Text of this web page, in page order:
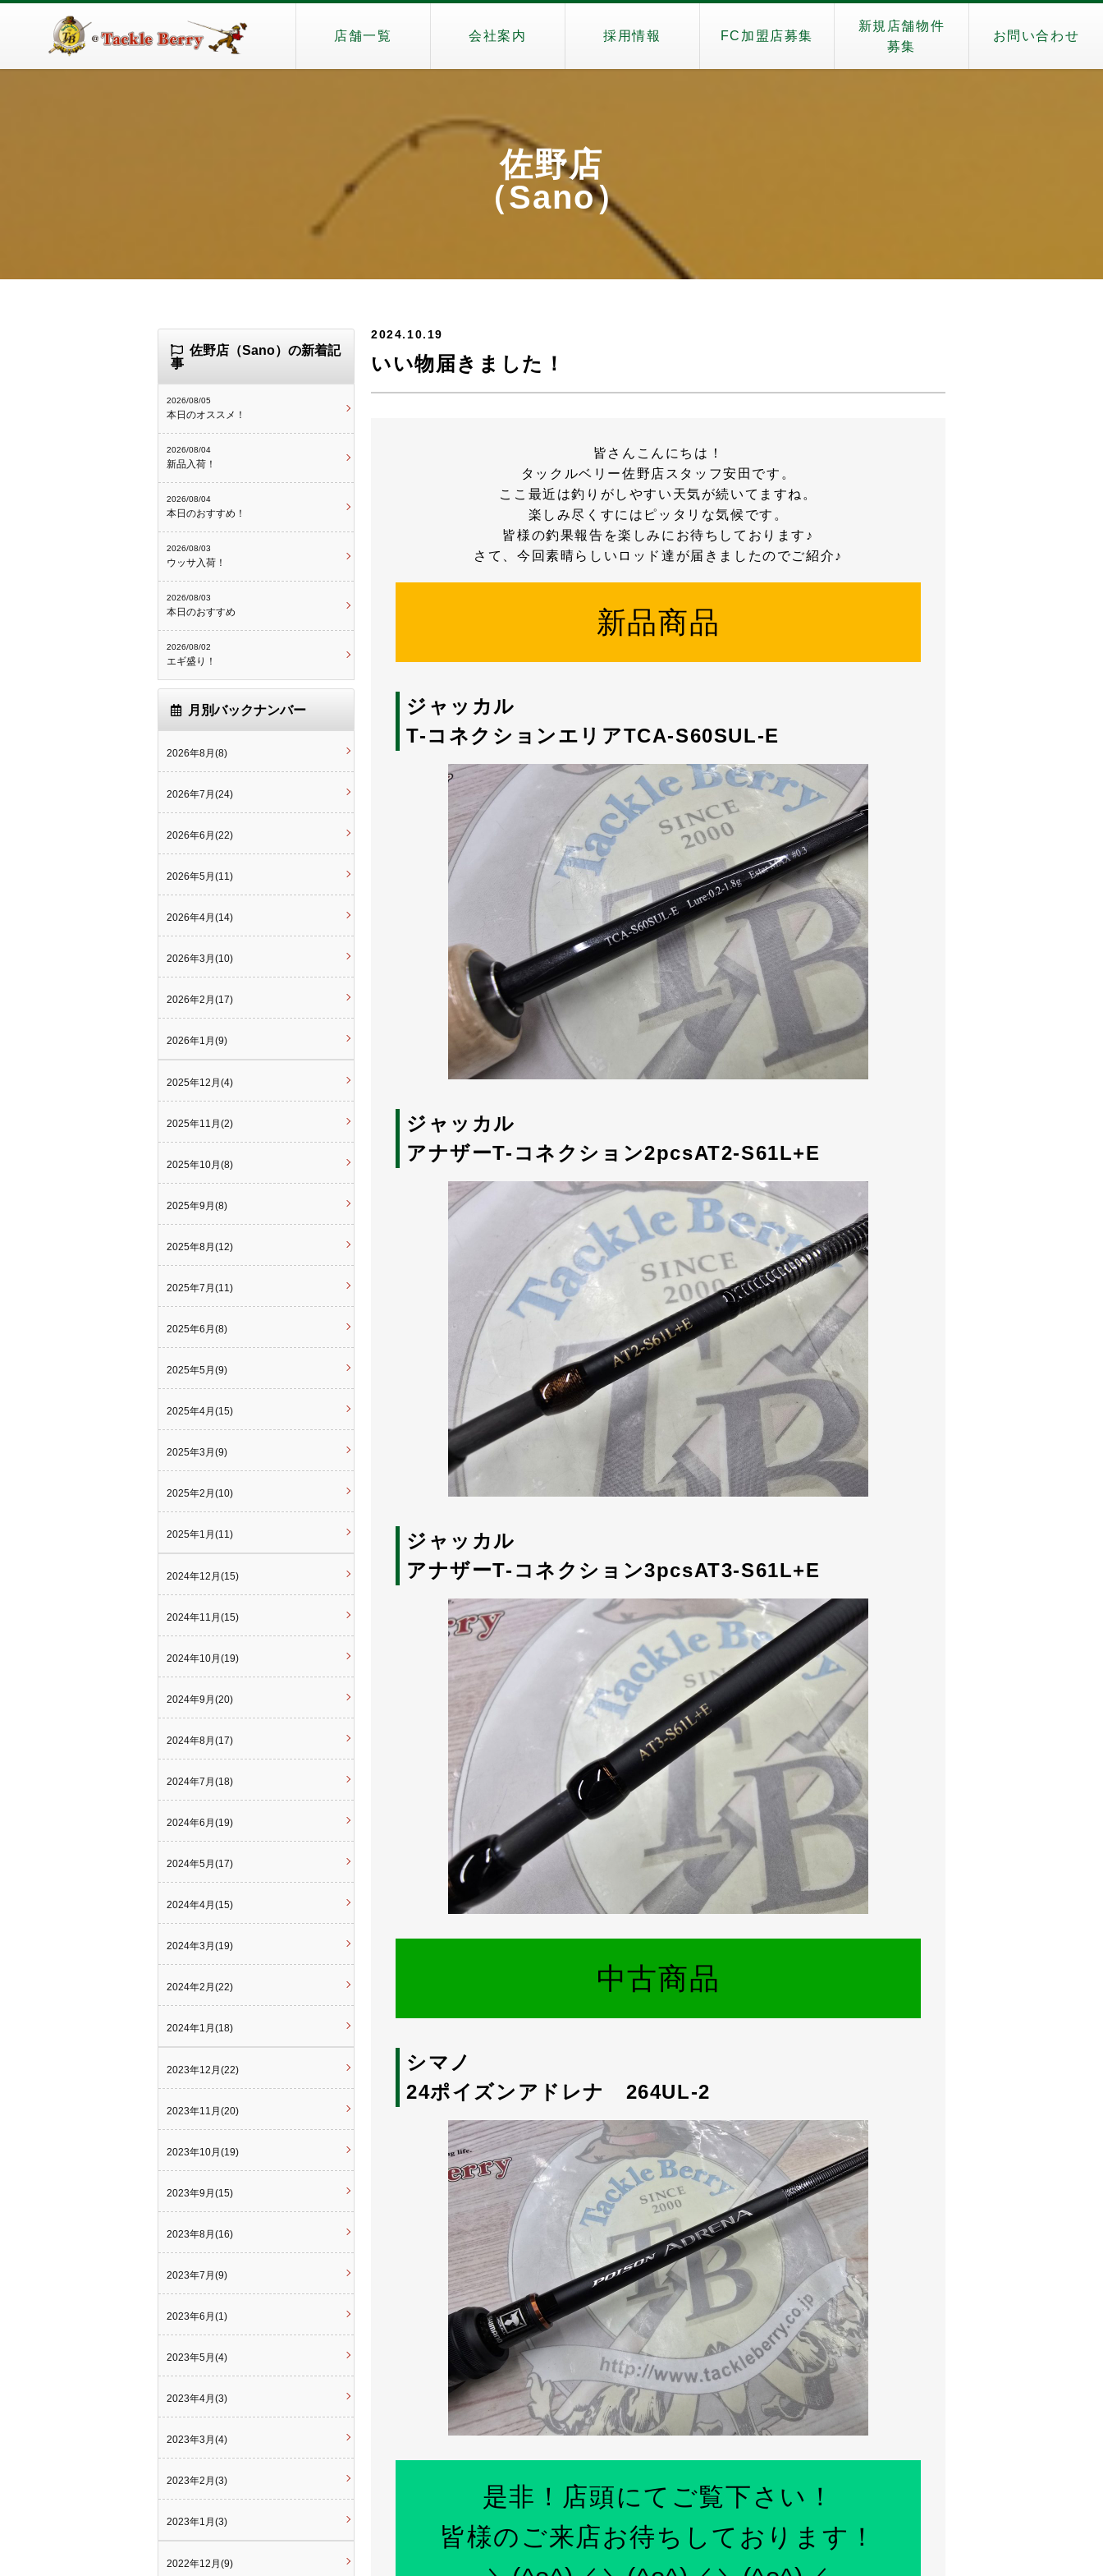
店舗一覧 会社案内 採用情報 FC加盟店募集
新規店舗物件
募集
お問い合わせ
佐野店
（Sano）
2024.10.19
いい物届きました！
皆さんこんにちは！
タックルベリー佐野店スタッフ安田です。
ここ最近は釣りがしやすい天気が続いてますね。
楽しみ尽くすにはピッタリな気候です。
皆様の釣果報告を楽しみにお待ちしております♪
さて、今回素晴らしいロッド達が届きましたのでご紹介♪
新品商品
ジャッカル
T-コネクションエリアTCA-S60SUL-E
ジャッカル
アナザーT-コネクション2pcsAT2-S61L+E
ジャッカル
アナザーT-コネクション3pcsAT3-S61L+E
中古商品
シマノ
24ポイズンアドレナ 264UL-2
是非！店頭にてご覧下さい！
皆様のご来店お待ちしております！
佐野店（Sano）の新着記
事
2026/08/05
本日のオススメ！
2026/08/04
新品入荷！
2026/08/04
本日のおすすめ！
2026/08/03
ウッサ入荷！
2026/08/03
本日のおすすめ
2026/08/02
エギ盛り！
月別バックナンバー
2026年8月(8)
2026年7月(24)
2026年6月(22)
2026年5月(11)
2026年4月(14)
2026年3月(10)
2026年2月(17)
2026年1月(9)
2025年12月(4)
2025年11月(2)
2025年10月(8)
2025年9月(8)
2025年8月(12)
2025年7月(11)
2025年6月(8)
2025年5月(9)
2025年4月(15)
2025年3月(9)
2025年2月(10)
2025年1月(11)
2024年12月(15)
2024年11月(15)
2024年10月(19)
2024年9月(20)
2024年8月(17)
2024年7月(18)
2024年6月(19)
2024年5月(17)
2024年4月(15)
2024年3月(19)
2024年2月(22)
2024年1月(18)
2023年12月(22)
2023年11月(20)
2023年10月(19)
2023年9月(15)
2023年8月(16)
2023年7月(9)
2023年6月(1)
2023年5月(4)
2023年4月(3)
2023年3月(4)
2023年2月(3)
2023年1月(3)
2022年12月(9)